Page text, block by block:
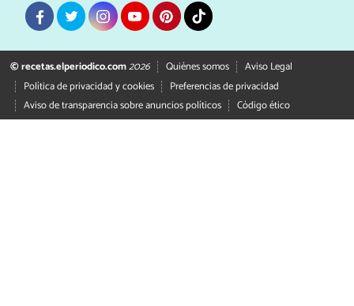
© recetas.elperiodico.com2026 Quiénes somos
Aviso Legal
Política de privacidad y cookies
Preferencias de privacidad
Aviso de transparencia sobre anuncios políticos
Código ético